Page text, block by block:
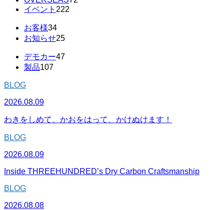
イベント 222
お客様34
お知らせ25
デモカー47
製品107
BLOG
2026.08.09
わきをしめて、かおをはって、かけぬけます！
BLOG
2026.08.09
Inside THREEHUNDRED’s Dry Carbon Craftsmanship
BLOG
2026.08.08